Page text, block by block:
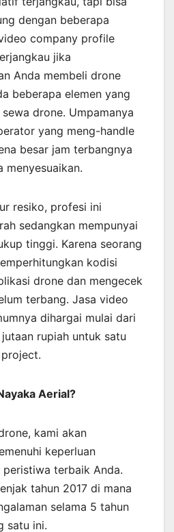
dengan beberapa
company profile
jika
Anda membeli drone
beberapa elemen yang
drone. Umpamanya
yang meng-handle
besar jam terbangnya
menyesuaikan.
resiko, profesi ini
sedangkan mempunyai
tinggi. Karena seorang
kodisi
drone dan mengecek
terbang. Jasa video
dihargai mulai dari
rupiah untuk satu
Aerial?
kami akan
keperluan
terbaik Anda.
tahun 2017 di mana
selama 5 tahun
satu ini.